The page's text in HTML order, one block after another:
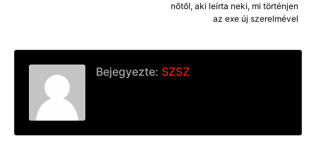
nőtől, aki leírta neki, mi történjen
az exe új szerelmével
Bejegyezte: SZSZ